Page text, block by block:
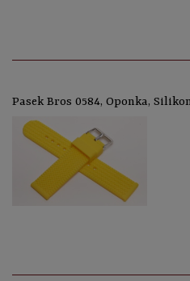
Pasek Bros 0584, Oponka,